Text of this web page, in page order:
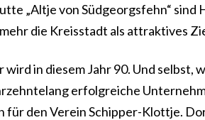
„Altje von Südgeorgsfehn“ sind
die Kreisstadt als attraktives
in diesem Jahr 90. Und selbst,
erfolgreiche
den Verein Schipper-Klottje.